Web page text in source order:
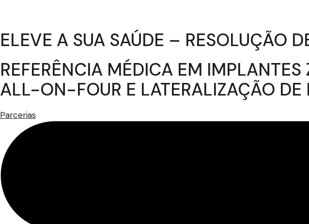
ELEVE A SUA SAÚDE – RESOLUÇÃO
REFERÊNCIA MÉDICA EM
ALL-ON-FOUR E LATERALIZAÇÃO DE
Parcerias